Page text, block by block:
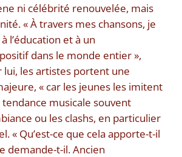
ni célébrité renouvelée, mais
« À travers mes chansons, je
l’éducation et à un
dans le monde entier »,
lui, les artistes portent une
« car les jeunes les imitent
musicale souvent
ou les clashs, en particulier
« Qu’est-ce que cela apporte-t-il
demande-t-il. Ancien